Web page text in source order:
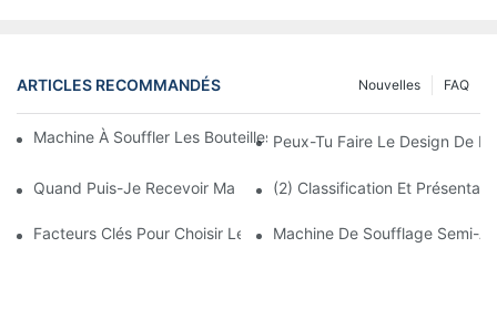
ARTICLES RECOMMANDÉS FAQ
Nouvelles
Machine À Souffler Les Bouteilles : Tout Ce Que Vous Devez
Peux-Tu Faire Le Design De
Quand Puis-Je Recevoir Ma Machine Après Avoir Payé ?
(2) Classification Et
Facteurs Clés Pour Choisir Les Machines ISBM, SBM Ou EBM
Machine De Soufflage Semi-